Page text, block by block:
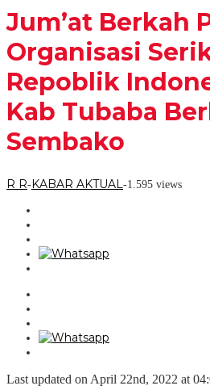
Jum’at Berkah
Organisasi
Repoblik
Kab Tubaba
Sembako
R R-KABAR AKTUAL-1.595 views
Last updated on April 22nd, 2022 at